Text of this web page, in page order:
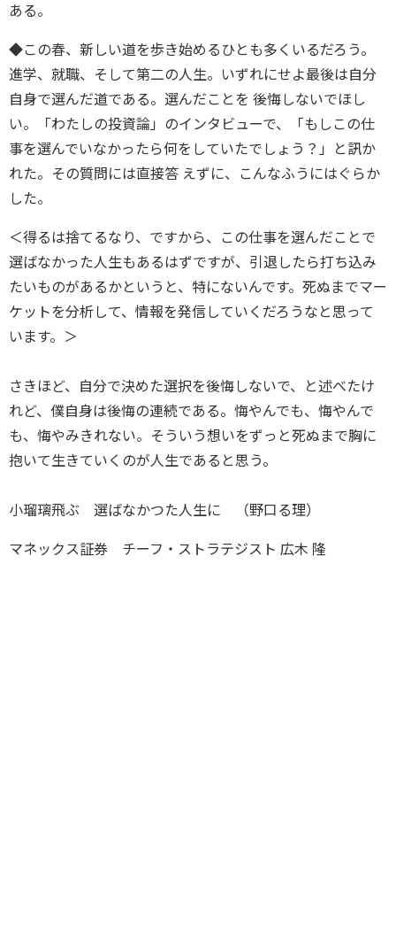
ある。
◆この春、新しい道を歩き始めるひとも多くいるだろう。
進学、就職、そして第二の人生。いずれにせよ最後は自分
自身で選んだ道である。選んだことを 後悔しないでほし
い。「わたしの投資論」のインタビューで、「もしこの仕
事を選んでいなかったら何をしていたでしょう？」と訊か
れた。その質問には直接答 えずに、こんなふうにはぐらか
した。
＜得るは捨てるなり、ですから、この仕事を選んだことで
選ばなかった人生もあるはずですが、引退したら打ち込み
たいものがあるかというと、特にないんです。死ぬまでマー
ケットを分析して、情報を発信していくだろうなと思って
います。＞
さきほど、自分で決めた選択を後悔しないで、と述べたけ
れど、僕自身は後悔の連続である。悔やんでも、悔やんで
も、悔やみきれない。そういう想いをずっと死ぬまで胸に
抱いて生きていくのが人生であると思う。
小瑠璃飛ぶ 選ばなかつた人生に （野口る理）
マネックス証券 チーフ・ストラテジスト 広木 隆